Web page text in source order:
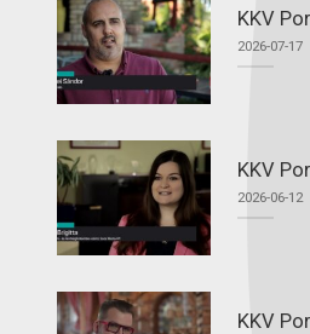
KKV
2026-07-17
KKV
2026-06-12
KKV